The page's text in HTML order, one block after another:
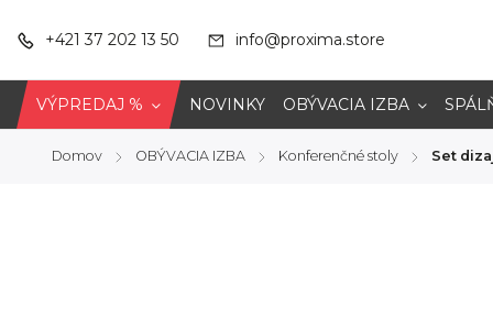
+421 37 202 13 50 info@proxima.store
VÝPREDAJ % NOVINKY OBÝVACIA IZBA
Domov / OBÝVACIA IZBA / Konferenčné stoly / Set